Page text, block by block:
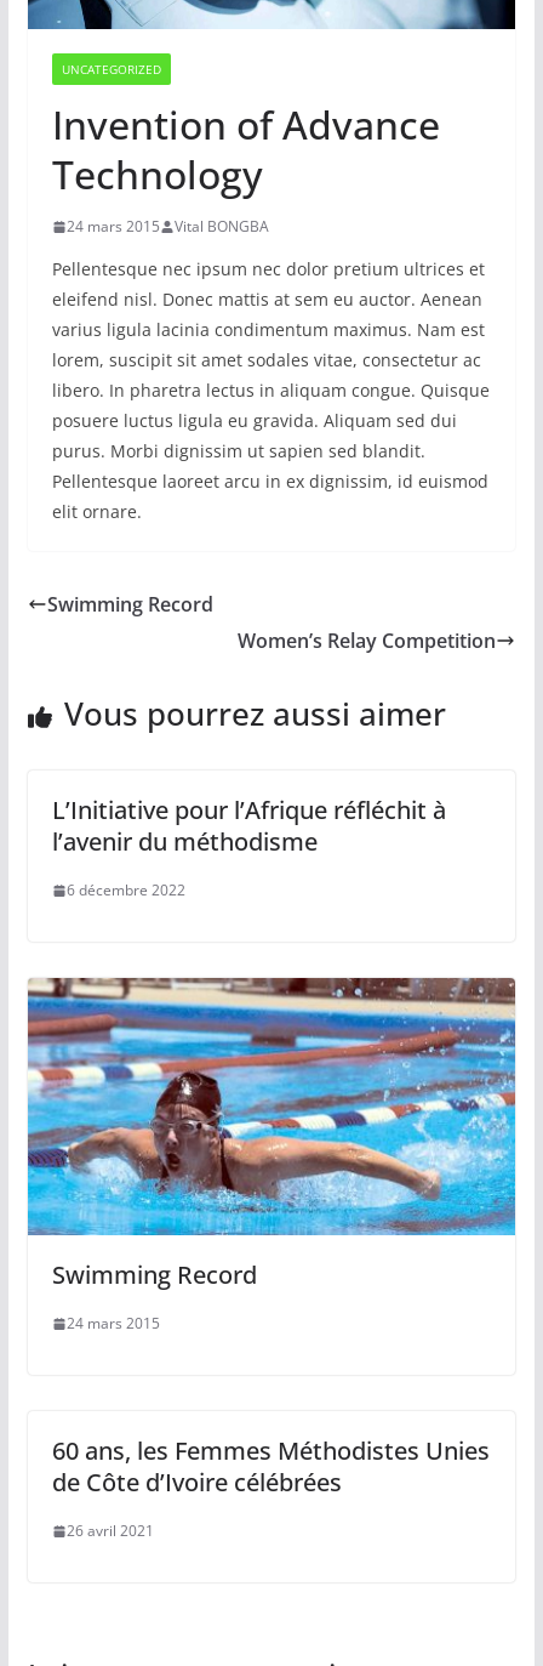
UNCATEGORIZED
Invention of Advance
Technology
24 mars 2015 Vital BONGBA
Pellentesque nec ipsum nec dolor pretium ultrices et
eleifend nisl. Donec mattis at sem eu auctor. Aenean
varius ligula lacinia condimentum maximus. Nam est
lorem, suscipit sit amet sodales vitae, consectetur ac
libero. In pharetra lectus in aliquam congue. Quisque
posuere luctus ligula eu gravida. Aliquam sed dui
purus. Morbi dignissim ut sapien sed blandit.
Pellentesque laoreet arcu in ex dignissim, id euismod
elit ornare.
Swimming Record
Women’s Relay Competition
Vous pourrez aussi aimer
L’Initiative pour l’Afrique réfléchit à
l’avenir du méthodisme
6 décembre 2022
Swimming Record
24 mars 2015
60 ans, les Femmes Méthodistes Unies
de Côte d’Ivoire célébrées
26 avril 2021